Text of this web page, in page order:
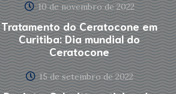
10 de novembro de 2022
Tratamento do Ceratocone em
Curitiba: Dia mundial do
Ceratocone
15 de setembro de 2022